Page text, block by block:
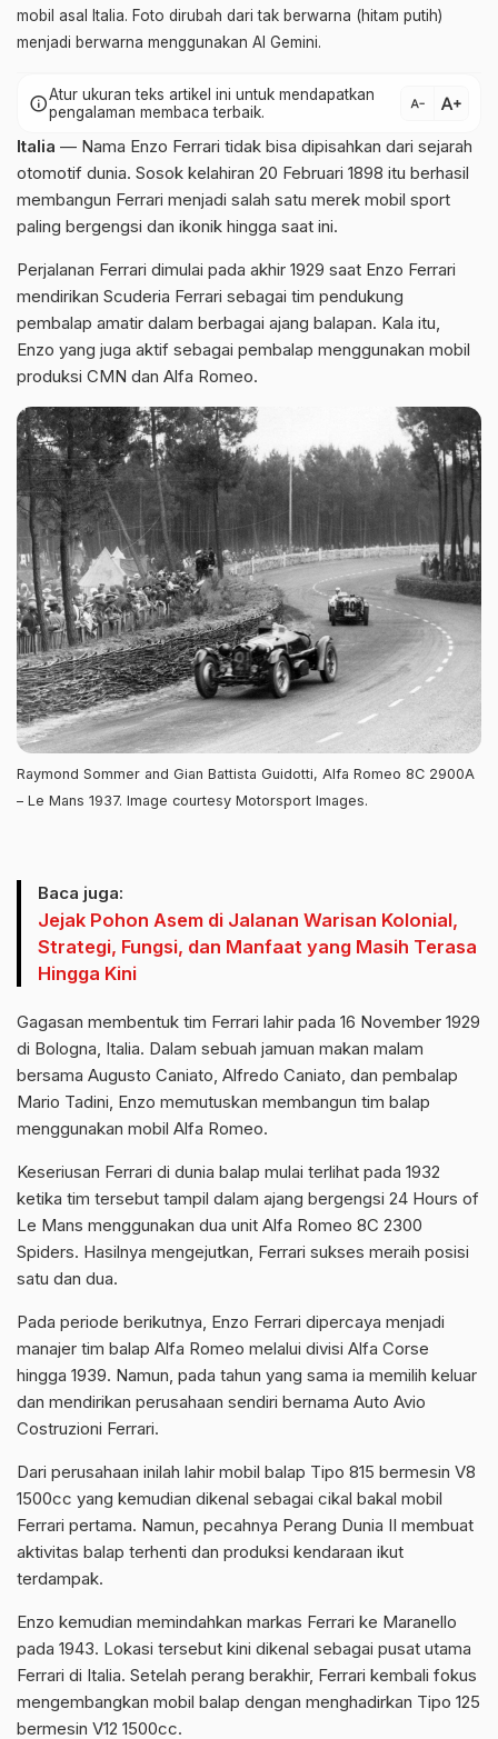
mobil asal Italia. Foto dirubah dari tak berwarna (hitam putih)
menjadi berwarna menggunakan AI Gemini.
infoAtur ukuran teks artikel ini untuk mendapatkan
pengalaman membaca terbaik.
text_decrease text_increase
Italia — Nama Enzo Ferrari tidak bisa dipisahkan dari sejarah
otomotif dunia. Sosok kelahiran 20 Februari 1898 itu berhasil
membangun Ferrari menjadi salah satu merek mobil sport
paling bergengsi dan ikonik hingga saat ini.
Perjalanan Ferrari dimulai pada akhir 1929 saat Enzo Ferrari
mendirikan Scuderia Ferrari sebagai tim pendukung
pembalap amatir dalam berbagai ajang balapan. Kala itu,
Enzo yang juga aktif sebagai pembalap menggunakan mobil
produksi CMN dan Alfa Romeo.
Raymond Sommer and Gian Battista Guidotti, Alfa Romeo 8C 2900A
– Le Mans 1937. Image courtesy Motorsport Images.
Baca juga:
Jejak Pohon Asem di Jalanan Warisan Kolonial,
Strategi, Fungsi, dan Manfaat yang Masih Terasa
Hingga Kini
Gagasan membentuk tim Ferrari lahir pada 16 November 1929
di Bologna, Italia. Dalam sebuah jamuan makan malam
bersama Augusto Caniato, Alfredo Caniato, dan pembalap
Mario Tadini, Enzo memutuskan membangun tim balap
menggunakan mobil Alfa Romeo.
Keseriusan Ferrari di dunia balap mulai terlihat pada 1932
ketika tim tersebut tampil dalam ajang bergengsi 24 Hours of
Le Mans menggunakan dua unit Alfa Romeo 8C 2300
Spiders. Hasilnya mengejutkan, Ferrari sukses meraih posisi
satu dan dua.
Pada periode berikutnya, Enzo Ferrari dipercaya menjadi
manajer tim balap Alfa Romeo melalui divisi Alfa Corse
hingga 1939. Namun, pada tahun yang sama ia memilih keluar
dan mendirikan perusahaan sendiri bernama Auto Avio
Costruzioni Ferrari.
Dari perusahaan inilah lahir mobil balap Tipo 815 bermesin V8
1500cc yang kemudian dikenal sebagai cikal bakal mobil
Ferrari pertama. Namun, pecahnya Perang Dunia II membuat
aktivitas balap terhenti dan produksi kendaraan ikut
terdampak.
Enzo kemudian memindahkan markas Ferrari ke Maranello
pada 1943. Lokasi tersebut kini dikenal sebagai pusat utama
Ferrari di Italia. Setelah perang berakhir, Ferrari kembali fokus
mengembangkan mobil balap dengan menghadirkan Tipo 125
bermesin V12 1500cc.